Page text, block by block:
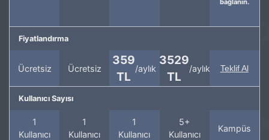
bağlanın.
Fiyatlandırma
Ücretsiz Ücretsiz
359
TL
/aylık
3529
TL
/aylık Teklif Al
Kullanıcı Sayısı
1
Kullanıcı
1
Kullanıcı
1
Kullanıcı
5+
Kullanıcı
Kampüs